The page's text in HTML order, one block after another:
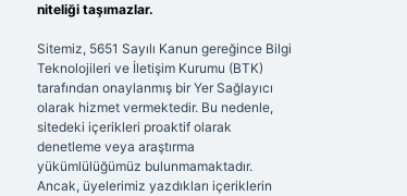
niteliği taşımazlar.
Sitemiz, 5651 Sayılı Kanun gereğince Bilgi
Teknolojileri ve İletişim Kurumu (BTK)
tarafından onaylanmış bir Yer Sağlayıcı
olarak hizmet vermektedir. Bu nedenle,
sitedeki içerikleri proaktif olarak
denetleme veya araştırma
yükümlülüğümüz bulunmamaktadır.
Ancak, üyelerimiz yazdıkları içeriklerin